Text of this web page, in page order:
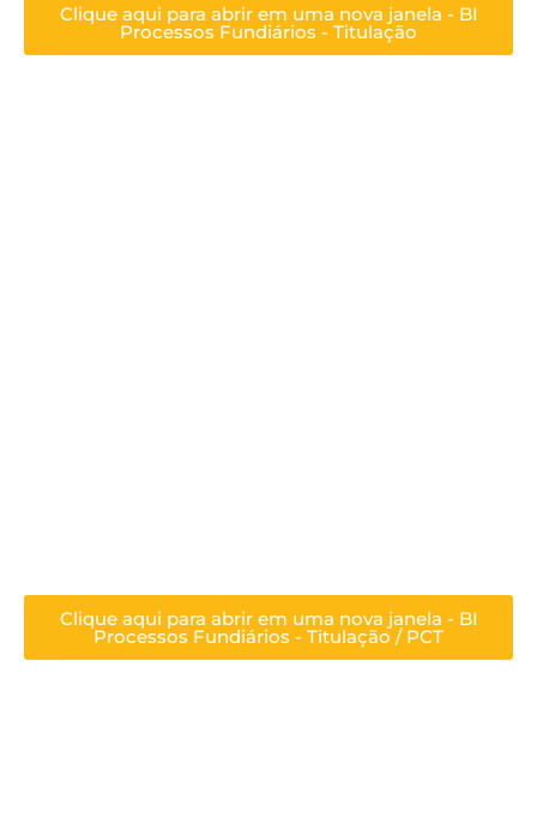
Clique aqui para abrir em uma nova janela - BI
Processos Fundiários - Titulação
Clique aqui para abrir em uma nova janela - BI
Processos Fundiários - Titulação / PCT